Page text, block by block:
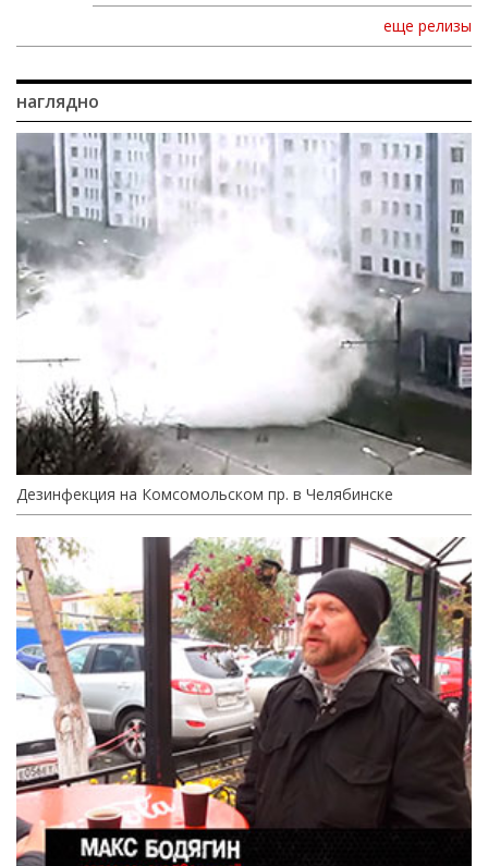
еще релизы
наглядно
Дезинфекция на Комсомольском пр. в Челябинске